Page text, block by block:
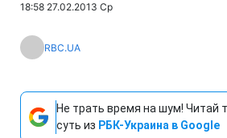
18:58 27.02.2013 Ср
RBC.UA
Не трать время на шум! Читай
суть из РБК-Украина в Google